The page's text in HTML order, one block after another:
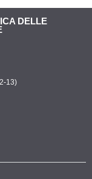
DELLE
13)